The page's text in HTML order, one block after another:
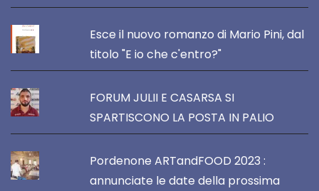
Esce il nuovo romanzo di Mario Pini, dal
titolo "E io che c'entro?"
FORUM JULII E CASARSA SI
SPARTISCONO LA POSTA IN PALIO
Pordenone ARTandFOOD 2023 :
annunciate le date della prossima